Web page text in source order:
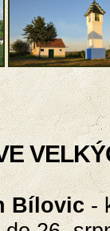
Bílovic -